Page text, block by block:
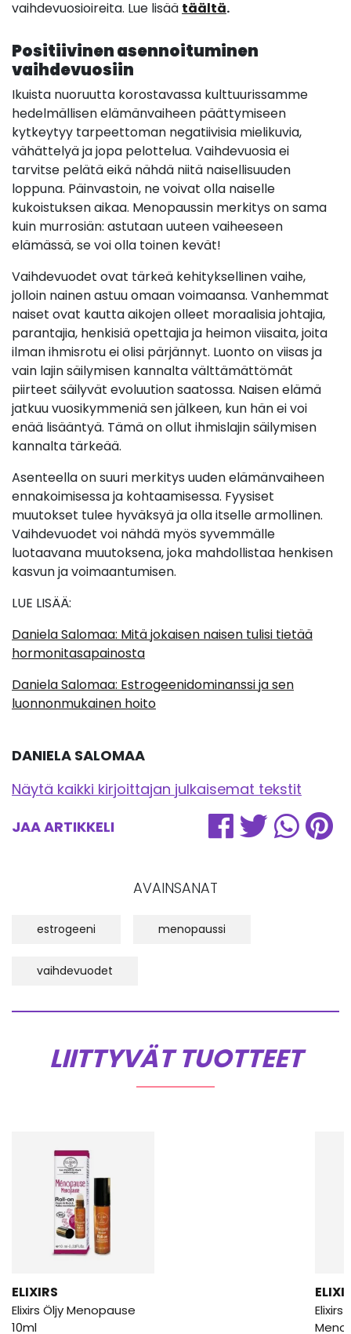
vaihdevuosioireita. Lue lisää täältä.
Positiivinen asennoituminen
vaihdevuosiin
Ikuista nuoruutta korostavassa kulttuurissamme
hedelmällisen elämänvaiheen päättymiseen
kytkeytyy tarpeettoman negatiivisia mielikuvia,
vähättelyä ja jopa pelottelua. Vaihdevuosia ei
tarvitse pelätä eikä nähdä niitä naisellisuuden
loppuna. Päinvastoin, ne voivat olla naiselle
kukoistuksen aikaa. Menopaussin merkitys on sama
kuin murrosiän: astutaan uuteen vaiheeseen
elämässä, se voi olla toinen kevät!
Vaihdevuodet ovat tärkeä kehityksellinen vaihe,
jolloin nainen astuu omaan voimaansa. Vanhemmat
naiset ovat kautta aikojen olleet moraalisia johtajia,
parantajia, henkisiä opettajia ja heimon viisaita, joita
ilman ihmisrotu ei olisi pärjännyt. Luonto on viisas ja
vain lajin säilymisen kannalta välttämättömät
piirteet säilyvät evoluution saatossa. Naisen elämä
jatkuu vuosikymmeniä sen jälkeen, kun hän ei voi
enää lisääntyä. Tämä on ollut ihmislajin säilymisen
kannalta tärkeää.
Asenteella on suuri merkitys uuden elämänvaiheen
ennakoimisessa ja kohtaamisessa. Fyysiset
muutokset tulee hyväksyä ja olla itselle armollinen.
Vaihdevuodet voi nähdä myös syvemmälle
luotaavana muutoksena, joka mahdollistaa henkisen
kasvun ja voimaantumisen.
LUE LISÄÄ:
Daniela Salomaa: Mitä jokaisen naisen tulisi tietää
hormonitasapainosta
Daniela Salomaa: Estrogeenidominanssi ja sen
luonnonmukainen hoito
DANIELA SALOMAA
Näytä kaikki kirjoittajan julkaisemat tekstit
JAA ARTIKKELI
AVAINSANAT
estrogeeni menopaussi
vaihdevuodet
LIITTYVÄT TUOTTEET
ELIXIRS
Elixirs Öljy Menopause
10ml
Elixirs